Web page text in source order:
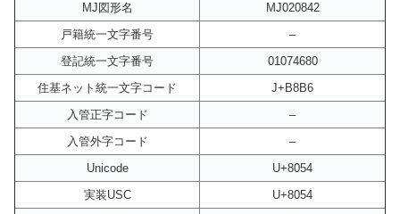
MJ図形名
MJ020842
戸籍統一文字番号
–
登記統一文字番号
01074680
住基ネット統一文字コード
J+B8B6
入管正字コード
–
入管外字コード
–
Unicode
U+8054
実装USC
U+8054